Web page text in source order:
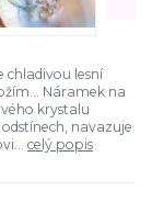
chladivou lesní
Náramek na
krystalu
navazuje
celý popis